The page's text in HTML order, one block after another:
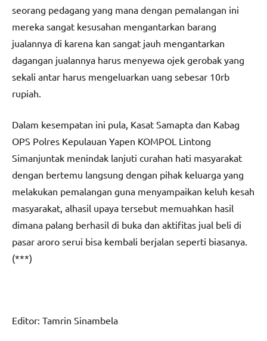
seorang pedagang yang mana dengan pemalangan ini
mereka sangat kesusahan mengantarkan barang
jualannya di karena kan sangat jauh mengantarkan
dagangan jualannya harus menyewa ojek gerobak yang
sekali antar harus mengeluarkan uang sebesar 10rb
rupiah.
Dalam kesempatan ini pula, Kasat Samapta dan Kabag
OPS Polres Kepulauan Yapen KOMPOL Lintong
Simanjuntak menindak lanjuti curahan hati masyarakat
dengan bertemu langsung dengan pihak keluarga yang
melakukan pemalangan guna menyampaikan keluh kesah
masyarakat, alhasil upaya tersebut memuahkan hasil
dimana palang berhasil di buka dan aktifitas jual beli di
pasar aroro serui bisa kembali berjalan seperti biasanya.
(***)
Editor: Tamrin Sinambela